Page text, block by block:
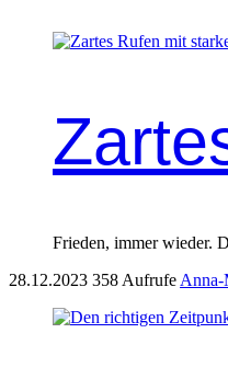
Frieden, immer wieder.
28.12.2023 358 Aufrufe Anna-